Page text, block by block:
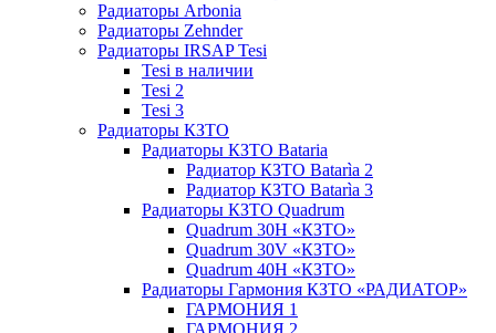
Радиаторы Arbonia
Радиаторы Zehnder
Радиаторы IRSAP Tesi
Tesi в наличии
Tesi 2
Tesi 3
Радиаторы КЗТО
Радиаторы КЗТО Bataria
Радиатор КЗТО Batarìa 2
Радиатор КЗТО Batarìa 3
Радиаторы КЗТО Quadrum
Quadrum 30H «КЗТО»
Quadrum 30V «КЗТО»
Quadrum 40H «КЗТО»
Радиаторы Гармония КЗТО «РАДИАТОР»
ГАРМОНИЯ 1
ГАРМОНИЯ 2